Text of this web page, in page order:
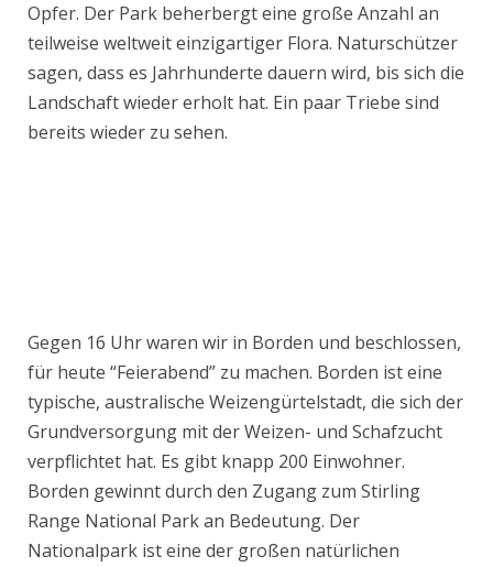
Opfer. Der Park beherbergt eine große Anzahl an
teilweise weltweit einzigartiger Flora. Naturschützer
sagen, dass es Jahrhunderte dauern wird, bis sich die
Landschaft wieder erholt hat. Ein paar Triebe sind
bereits wieder zu sehen.
Gegen 16 Uhr waren wir in Borden und beschlossen,
für heute “Feierabend” zu machen. Borden ist eine
typische, australische Weizengürtelstadt, die sich der
Grundversorgung mit der Weizen- und Schafzucht
verpflichtet hat. Es gibt knapp 200 Einwohner.
Borden gewinnt durch den Zugang zum Stirling
Range National Park an Bedeutung. Der
Nationalpark ist eine der großen natürlichen